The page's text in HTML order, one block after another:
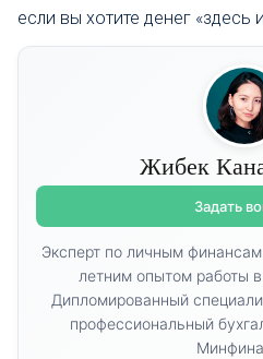
если вы хотите денег «здесь
Жибек
Задать
Эксперт по личным
летним опытом работы
Дипломированный
профессиональный